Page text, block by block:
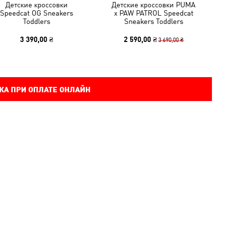
Детские кроссовки
Speedcat OG Sneakers
Toddlers
3 390,00 ₴
Детские кроссовки PUMA
x PAW PATROL Speedcat
Sneakers Toddlers
2 590,00 ₴ 3 690,00 ₴
ПРИ ОПЛАТЕ ОНЛАЙН